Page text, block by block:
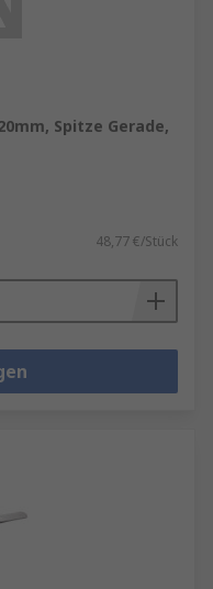
Spitze Gerade,
48,77 €/Stück